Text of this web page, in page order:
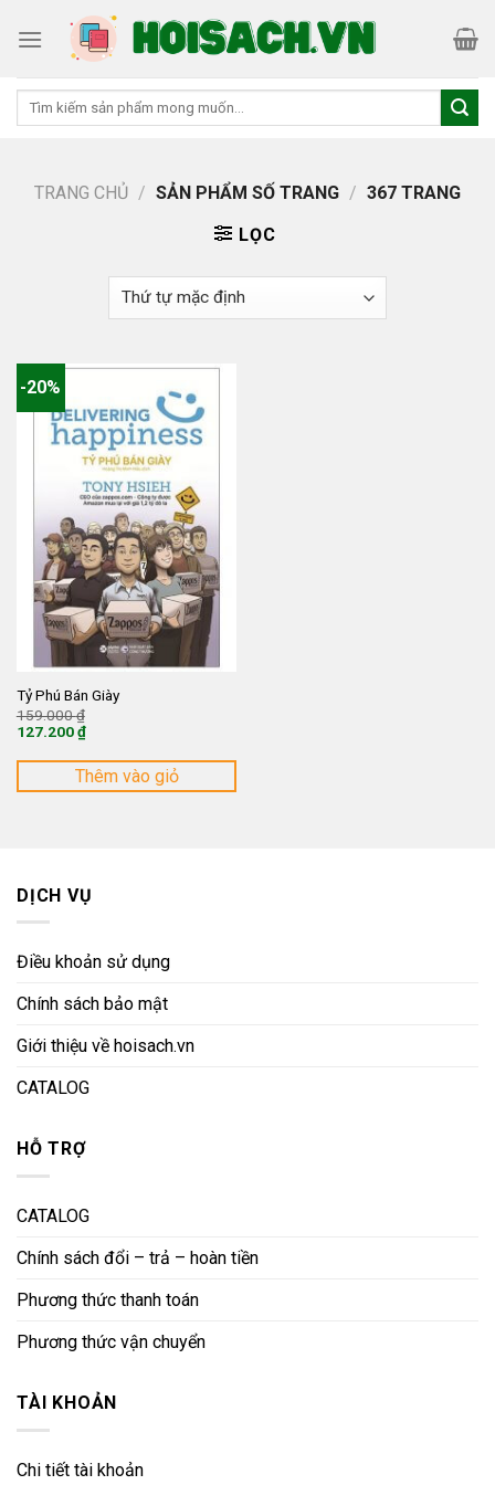
Tìm
TRANG CHỦ / SẢN PHẨM SỐ TRANG / 367 TRANG
LỌC
-20%
Tỷ Phú Bán Giày
159.000₫
159.000 ₫.
127.200₫
hiện
là:
Thêm vào giỏ
DỊCH VỤ
Điều khoản sử dụng
Chính sách bảo mật
Giới thiệu về hoisach.vn
CATALOG
HỖ TRỢ
CATALOG
Chính sách đổi – trả – hoàn tiền
Phương thức thanh toán
Phương thức vận chuyển
TÀI KHOẢN
Chi tiết tài khoản